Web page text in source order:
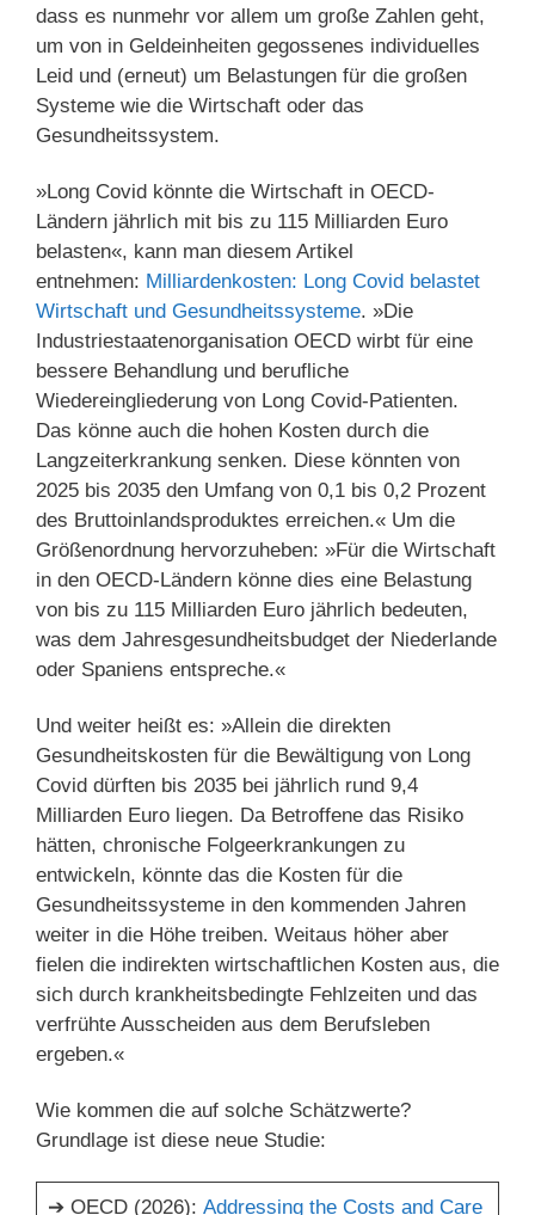
dass es nunmehr vor allem um große Zahlen geht,
um von in Geldeinheiten gegossenes individuelles
Leid und (erneut) um Belastungen für die großen
Systeme wie die Wirtschaft oder das
Gesundheitssystem.
»Long Covid könnte die Wirtschaft in OECD-
Ländern jährlich mit bis zu 115 Milliarden Euro
belasten«, kann man diesem Artikel
entnehmen: Milliardenkosten: Long Covid belastet
Wirtschaft und Gesundheitssysteme. »Die
Industriestaatenorganisation OECD wirbt für eine
bessere Behandlung und berufliche
Wiedereingliederung von Long Covid-Patienten.
Das könne auch die hohen Kosten durch die
Langzeiterkrankung senken. Diese könnten von
2025 bis 2035 den Umfang von 0,1 bis 0,2 Prozent
des Bruttoinlandsproduktes erreichen.« Um die
Größenordnung hervorzuheben: »Für die Wirtschaft
in den OECD-Ländern könne dies eine Belastung
von bis zu 115 Milliarden Euro jährlich bedeuten,
was dem Jahresgesundheitsbudget der Niederlande
oder Spaniens entspreche.«
Und weiter heißt es: »Allein die direkten
Gesundheitskosten für die Bewältigung von Long
Covid dürften bis 2035 bei jährlich rund 9,4
Milliarden Euro liegen. Da Betroffene das Risiko
hätten, chronische Folgeerkrankungen zu
entwickeln, könnte das die Kosten für die
Gesundheitssysteme in den kommenden Jahren
weiter in die Höhe treiben. Weitaus höher aber
fielen die indirekten wirtschaftlichen Kosten aus, die
sich durch krankheitsbedingte Fehlzeiten und das
verfrühte Ausscheiden aus dem Berufsleben
ergeben.«
Wie kommen die auf solche Schätzwerte?
Grundlage ist diese neue Studie:
➔ OECD (2026): Addressing the Costs and Care